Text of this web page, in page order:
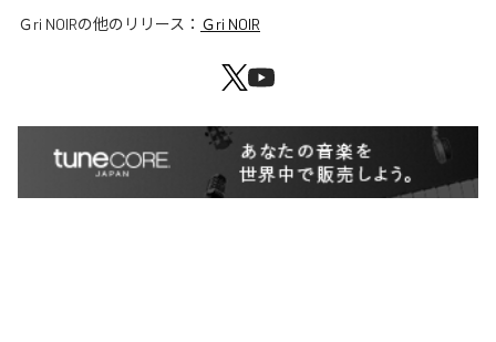
Ｇri NOIRの他のリリース： Ｇri NOIR